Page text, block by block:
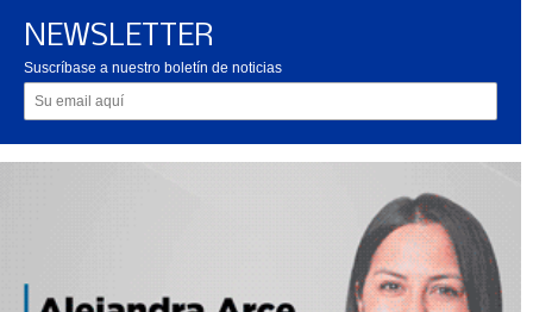
NEWSLETTER
Suscríbase a nuestro boletín de noticias